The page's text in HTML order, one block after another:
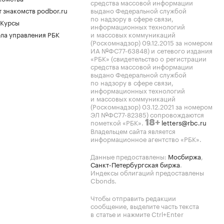
знакомств podbor.ru
управления РБК
средства массовой информации
выдано Федеральной службой
по надзору в сфере связи,
информационных технологий
и массовых коммуникаций
(Роскомнадзор) 09.12.2015 за номером
ИА №ФС77-63848) и сетевого издания
«РБК» (свидетельство о регистрации
средства массовой информации
выдано Федеральной службой
по надзору в сфере связи,
информационных технологий
и массовых коммуникаций
(Роскомнадзор) 03.12.2021 за номером
ЭЛ №ФС77-82385) сопровождаются
пометкой «РБК». 18+ letters@rbc.ru
Владельцем сайта является
информационное агентство «РБК».
Данные предоставлены: Мосбиржа,
Санкт-Петербургская биржа.
Индексы облигаций предоставлены
Cbonds.
Чтобы отправить редакции
сообщение, выделите часть текста
в статье и нажмите Ctrl+Enter